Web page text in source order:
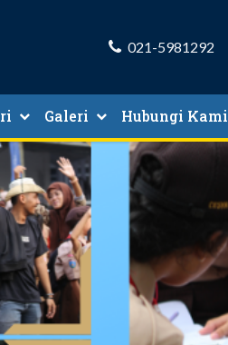
021-5981292
Galeri Hubungi Kami